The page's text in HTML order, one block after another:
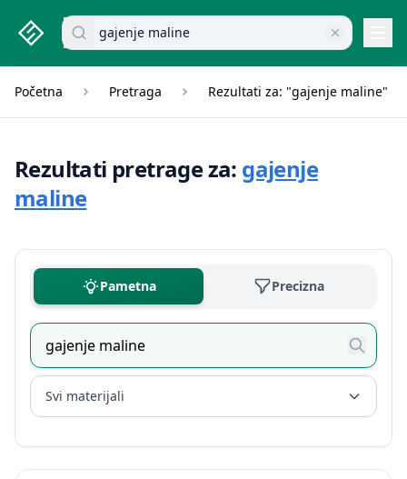
studenti.rs home page
Pretraži dokumente
Početna Pretraga Rezultati za: "gajenje maline"
Rezultati pretrage za: gajenje
maline
Pametna Precizna
Svi materijali